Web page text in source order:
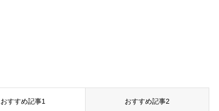
おすすめ記事1 おすすめ記事2